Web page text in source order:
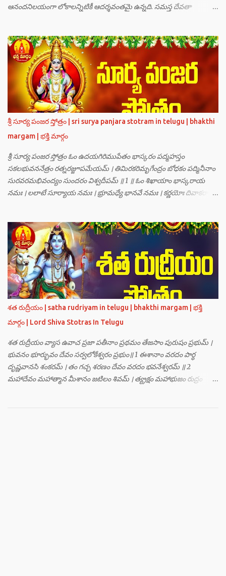
ఆనందనిలయంగా లోకాలన్నిటికీ ఆదర్శవంతమై ఉన్నది. సమస్త దేవతా
వీర్యానికి జన్మించిన వాడి చేతిలోనే తాను సంహరించబడాలి అని. శివుడు అంటే
కామాన్ని గెలిచిన వాడు, ఆయన ఎప్పుడు తనలోతానే రమిస్తూ ఆత్మస్థితిలో
ఉంటాడు కదా, ఆయనకి పుత్రుడు ఎలా కలుగుతాడులే అనుకుని తారకాసురుడు
దేవతలందరినీ బాధపెడుతున్నాడు. శివవీర్యానికి జన్మించే ఆ బాలుడు ఏ విధంగా
ఆవిర్భావిస్తాడో తెలియక దేవతలందరూ కలిసి సత్యలోకానికి వెళ్ళి, అక్కడ
వాణీనాథుడైన చతుర్ముఖ బ్రహ్మ గారిని దర్శించి, అక్కడి నుంచి బ్రహ్మగారితో సహా
శ్రీమన్నారాయణుని దర్శించి తారకాసురుడు పెడుతున్న బాధలన్నీ వివరించారు.
అప్పుడు స్థితికారుడైన శ్రీమహావిష్ణువు ఇలా అన్నారు…”బ్రహ్మాదిదేవతలారా! మీ
కష్టాలు త్వరలో తీరుతాయి. మీరు కొంతకాలం క్షమాగుణంతో ఓపిక పట...
శ్రీ సూర్య పంజర స్తోత్రం | sri surya panjara stotram in telugu | bhakthi
margam | భక్తి మార్గం
శ్రీ సూర్య పంజర స్తోత్రం ఓం ఉదయగిరిముపేతం భాస్కరం పద్మహస్తం
సకలభువననేత్రం రత్నరజ్జూపమేయమ్ । తిమిరకరిమృగేంద్రం బోధకం పద్మినీనాం
సురవరమభివంద్యం సుందరం విశ్వదీపమ్ ॥ 1 ॥ ఓం శిఖాయాం భాస్కరాయ
నమః । లలాటే సూర్యాయ నమః । భ్రూమధ్యే భానవే నమః । కర్ణయోః దివాకరాయ
హ్రీం హ్రూం హ్రైం హ్రౌం హ్రః । ఓం హంసాం హంసీం హంసూం హంసైం హంసౌం
హంసః ॥ 3 ॥ ఓం సత్యతేజోజ్జ్వలజ్వాలామాలినే మణికుంభాయ హుం ఫట్ స్వాహా
। ఓం స్థితిరూపకకారణాయ పూర్వాదిగ్భాగే మాం రక్షతు ॥ 4 ॥ ఓం
బ్రహ్మతేజోజ్జ్వలజ్వాలామాలినే మణికుంభాయ హుం ఫట్ స్వాహా । ఓం
తారకబ్రహ్మరూపాయ పరయంత్ర-పరతంత్ర-పరమంత్ర-సర్వోపద్రవనాశనార్థం
దక్షిణదిగ్భాగే మాం రక్షతు ॥ 5 ॥ ఓం విష్ణుతేజోజ్జ్వలజ్వాలామాలినే
మణికుంభాయ హుం ఫట్ స్వాహా । ఓం ప్రచండమార్తాండ ఉగ్రతేజోరూపిణే
ముకురవర్ణాయ తేజోవర్ణాయ మమ సర్వరాజస్త్రీపురుష-వశీకరణార్థం
పశ్చిమదిగ్భాగే మాం రక్షతు ॥ 6 ॥ ఓం రుద్రతేజోజ్జ్వలజ్వాలామాలినే
మణికుంభాయ హుం ఫట్ స్వాహా । ఓం భవాయ రుద్రరూపిణే ఉత్తరదిగ్భాగే సర్వ...
శత రుద్రీయం | satha rudriyam in telugu | bhakthi margam | భక్తి
మార్గం | Lord Shiva Stotras In Telugu
శత రుద్రీయం వ్యాస ఉవాచ ప్రజా పతీనాం ప్రథమం తేజసాం పురుషం ప్రభుమ్ ।
భువనం భూర్భువం దేవం సర్వలోకేశ్వరం ప్రభుం॥ 1 ఈశానాం వరదం పార్థ
దృష్ణవానసి శంకరమ్ । తం గచ్చ శరణం దేవం వరదం భవనేశ్వరమ్ ॥ 2
మహాదేవం మహాత్మాన మీశానం జటిలం శివమ్ । త్య్రక్షం మహాభుజం రుద్రం